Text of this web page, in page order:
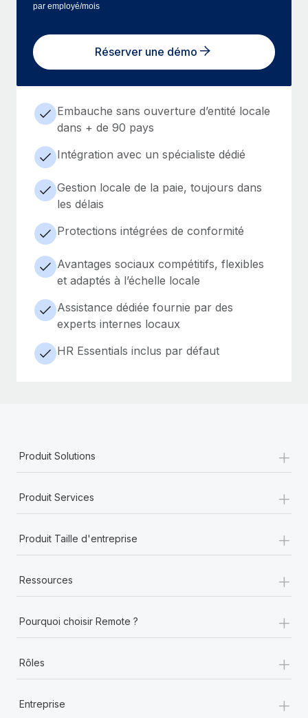
par employé/mois
Réserver une démo
Embauche sans ouverture d’entité locale
dans + de 90 pays
Intégration avec un spécialiste dédié
Gestion locale de la paie, toujours dans
les délais
Protections intégrées de conformité
Avantages sociaux compétitifs, flexibles
et adaptés à l’échelle locale
Assistance dédiée fournie par des
experts internes locaux
HR Essentials inclus par défaut
Produit Solutions +
Produit Services +
Produit Taille d'entreprise +
Ressources +
Pourquoi choisir Remote ? +
Rôles +
Entreprise +